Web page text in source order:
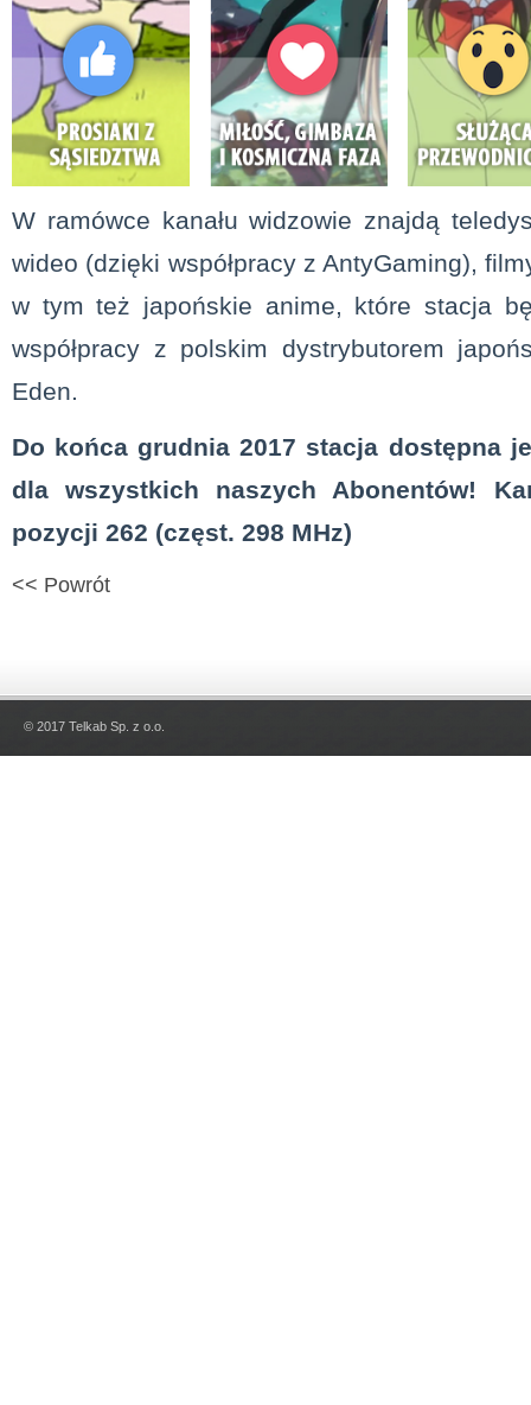
W ramówce kanału widzowie znajdą
wideo (dzięki współpracy z AntyGaming),
w tym też japońskie anime, które stacja
współpracy z polskim dystrybutorem
Eden.
Do końca grudnia 2017 stacja dostępna
dla wszystkich naszych Abonentów!
pozycji 262 (częst. 298 MHz)
<< Powrót
© 2017 Telkab Sp. z o.o.